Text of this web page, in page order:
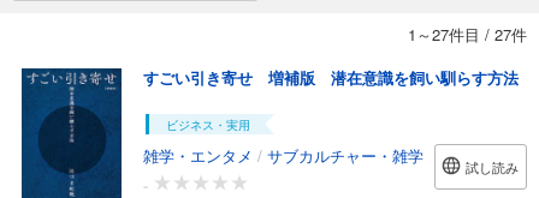
1～27件目 / 27件
すごい引き寄せ 増補版 潜在意識を飼い馴らす方法
ビジネス・実用
雑学・エンタメ / サブカルチャー・雑学
-
試し読み